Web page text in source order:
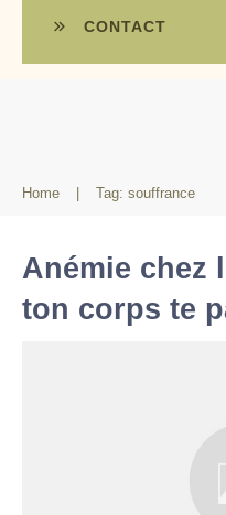
CONTACT
Home Tag: souffrance
Anémie chez
ton corps te